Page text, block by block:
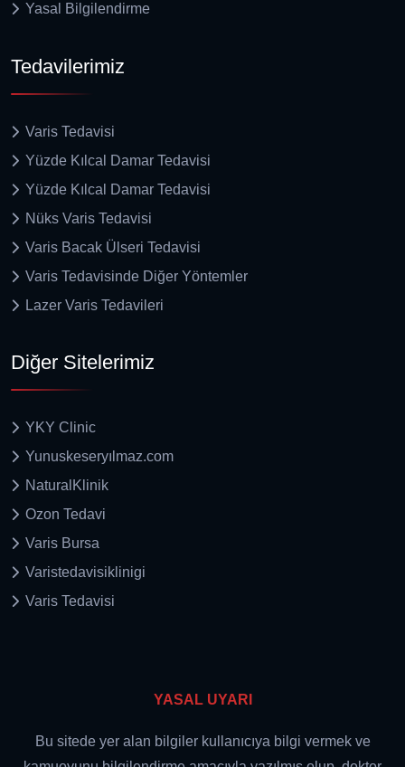
Yasal Bilgilendirme
Tedavilerimiz
Varis Tedavisi
Yüzde Kılcal Damar Tedavisi
Yüzde Kılcal Damar Tedavisi
Nüks Varis Tedavisi
Varis Bacak Ülseri Tedavisi
Varis Tedavisinde Diğer Yöntemler
Lazer Varis Tedavileri
Diğer Sitelerimiz
YKY Clinic
Yunuskeseryılmaz.com
NaturalKlinik
Ozon Tedavi
Varis Bursa
Varistedavisiklinigi
Varis Tedavisi
YASAL UYARI
Bu sitede yer alan bilgiler kullanıcıya bilgi vermek ve